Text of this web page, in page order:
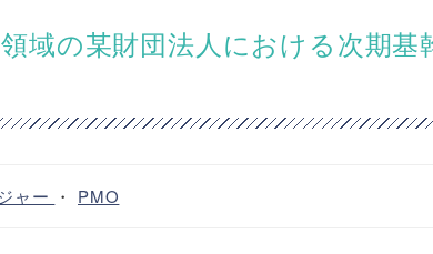
域の某財団法人における次期基
ャー ・ PMO